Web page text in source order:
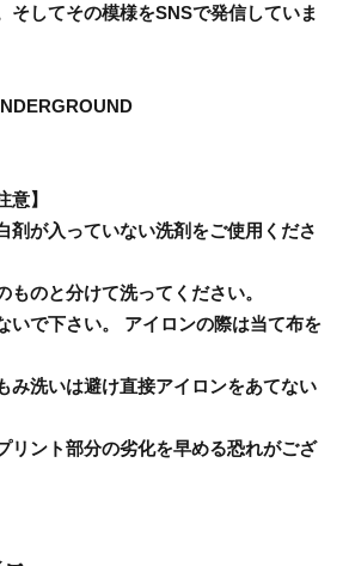
そしてその模様をSNSで発信していま
意】
剤が入っていない洗剤をご使用くださ
ものと分けて洗ってください。
いで下さい。 アイロンの際は当て布を
み洗いは避け直接アイロンをあてない
リント部分の劣化を早める恐れがござ